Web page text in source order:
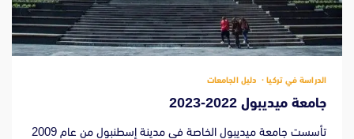
الدراسة في تركيا دليل الجامعات
جامعة ميديبول 2022-2023
تأسست جامعة ميديبول الخاصة في مدينة إسطنبول من عام 2009